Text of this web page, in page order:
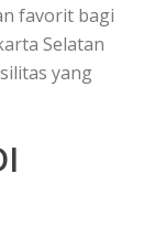
favorit bagi
Selatan
yang